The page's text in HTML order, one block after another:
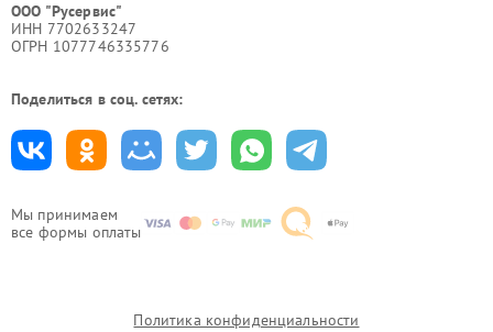
Мы принимаем
все формы оплаты
ООО "Русервис"
ИНН 7702633247
ОГРН 1077746335776
Поделиться в соц. сетях:
Политика конфиденциальности